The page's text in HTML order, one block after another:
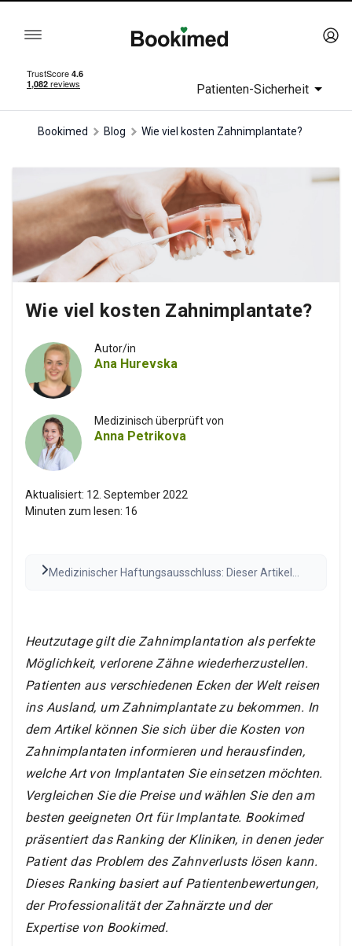
Patienten-Sicherheit
Bookimed Blog Wie viel kosten Zahnimplantate?
Wie viel kosten Zahnimplantate?
Autor/in
Ana Hurevska
Medizinisch überprüft von
Anna Petrikova
Aktualisiert: 12. September 2022
Minuten zum lesen: 16
Medizinischer Haftungsausschluss: Dieser Artikel
qualifizierte Fachkraft. Die Ergebnisse können
variieren.Den vollständigen Haftungsausschluss
lesen
Heutzutage gilt die Zahnimplantation als perfekte
Möglichkeit, verlorene Zähne wiederherzustellen.
Patienten aus verschiedenen Ecken der Welt reisen
ins Ausland, um Zahnimplantate zu bekommen. In
dem Artikel können Sie sich über die Kosten von
Zahnimplantaten informieren und herausfinden,
welche Art von Implantaten Sie einsetzen möchten.
Vergleichen Sie die Preise und wählen Sie den am
besten geeigneten Ort für Implantate. Bookimed
präsentiert das Ranking der Kliniken, in denen jeder
Patient das Problem des Zahnverlusts lösen kann.
Dieses Ranking basiert auf Patientenbewertungen,
der Professionalität der Zahnärzte und der
Expertise von Bookimed.